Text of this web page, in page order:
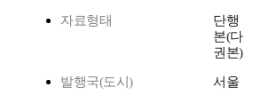
자료형태
단행
본(다
권본)
발행국(도시) 서울